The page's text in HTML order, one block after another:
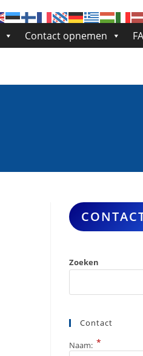
Contact opnemen
Zoeken
Contact
Naam: *